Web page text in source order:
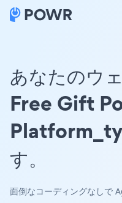
あなたのウ
Free Gift
す。
面倒なコーディングなしで